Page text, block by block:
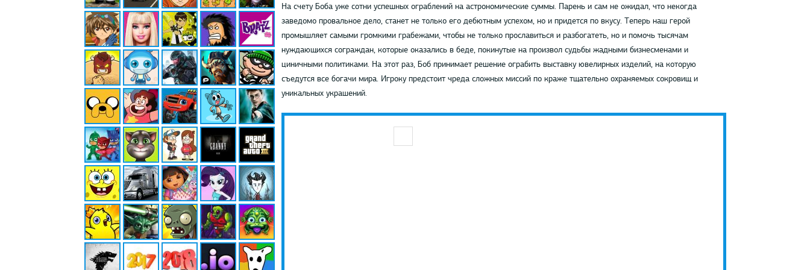
На счету Боба уже сотни успешных ограблений на астрономические суммы. Парень и сам не ожидал, что некогда
заведомо провальное дело, станет не только его дебютным успехом, но и придется по вкусу. Теперь наш герой
промышляет самыми громкими грабежами, чтобы не только прославиться и разбогатеть, но и помочь тысячам
нуждающихся сограждан, которые оказались в беде, покинутые на произвол судьбы жадными бизнесменами и
циничными политиками. На этот раз, Боб принимает решение ограбить выставку ювелирных изделий, на которую
съедутся все богачи мира. Игроку предстоит чреда сложных миссий по краже тщательно охраняемых сокровищ и
уникальных украшений.